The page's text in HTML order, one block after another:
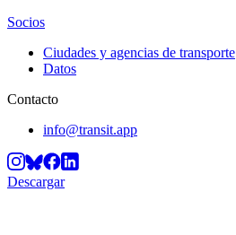
Socios
Ciudades y agencias de transporte
Datos
Contacto
info@transit.app
Descargar